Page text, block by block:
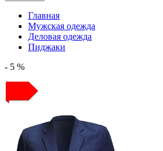
Главная
Мужская одежда
Деловая одежда
Пиджаки
- 5 %